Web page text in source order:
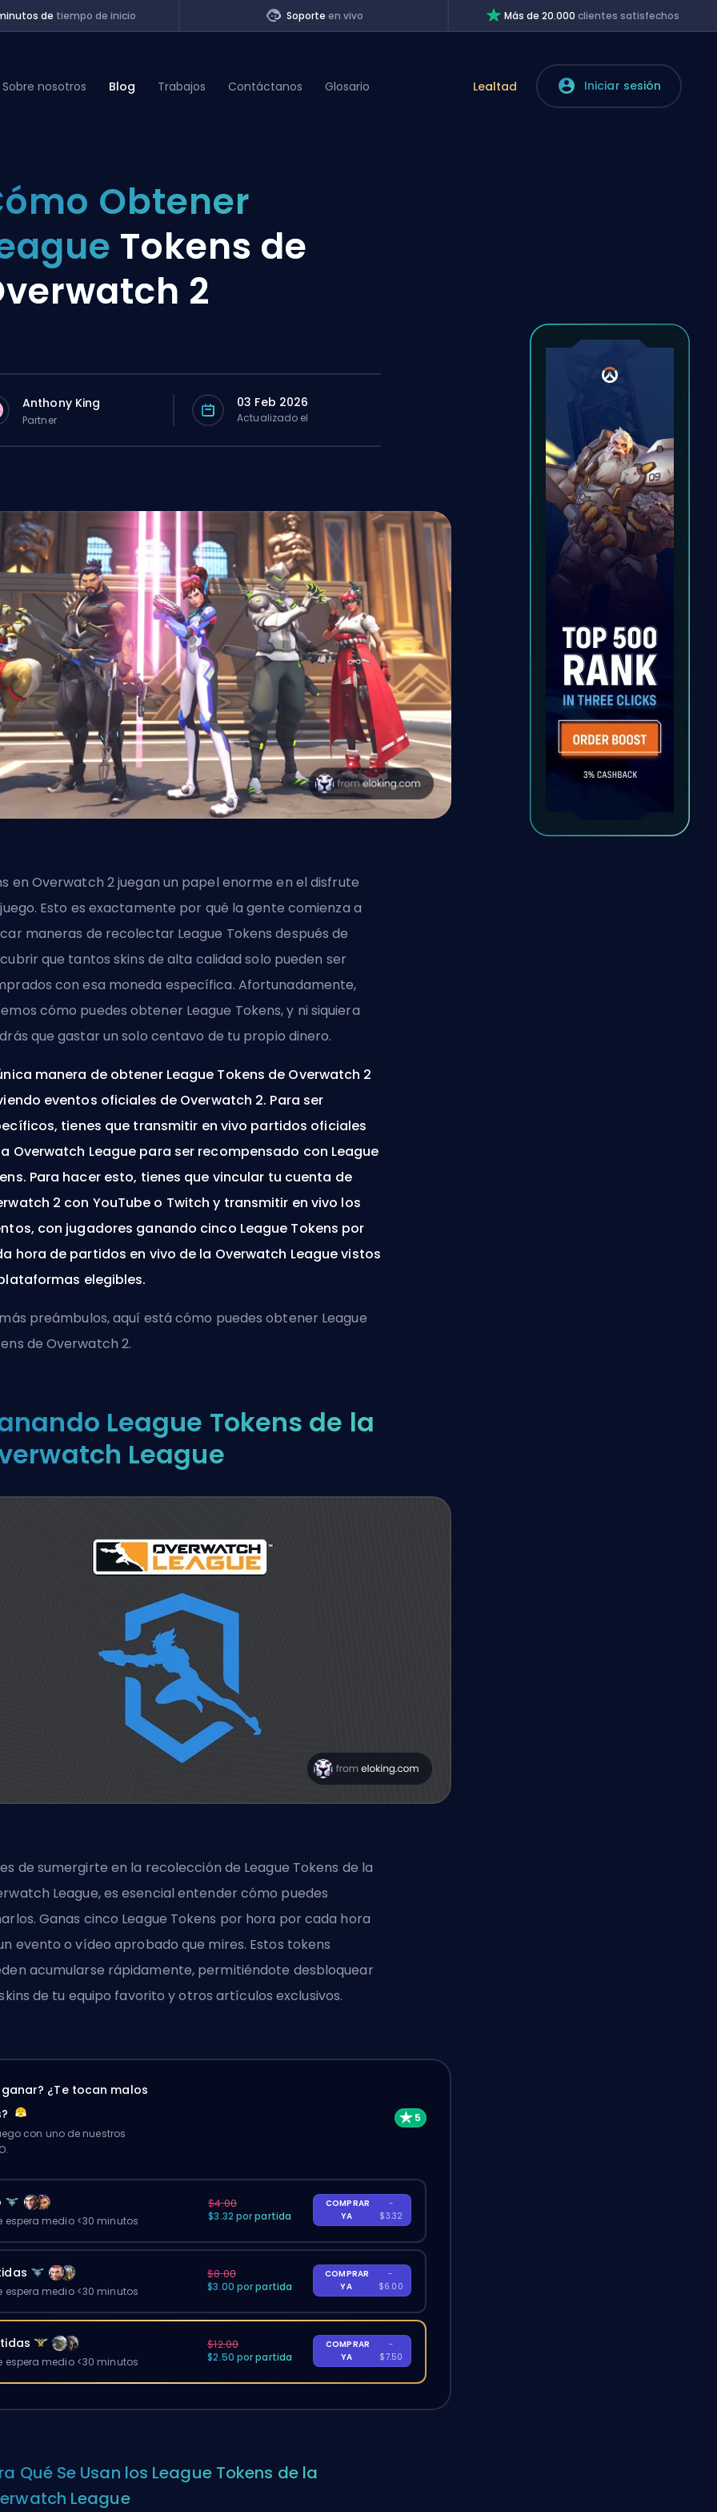
de tiempo de inicio Soporteen vivo Más de 20.000clientes satisfechos
Sobre nosotros Blog Trabajos Contáctanos Glosario Lealtad Iniciar sesión
Obtener
Tokens de
2
Anthony King
Partner
03 Feb 2026
Actualizado el
en Overwatch 2 juegan un papel enorme en el disfrute
Esto es exactamente por qué la gente comienza a
maneras de recolectar League Tokens después de
que tantos skins de alta calidad solo pueden ser
con esa moneda específica. Afortunadamente,
cómo puedes obtener League Tokens, y ni siquiera
que gastar un solo centavo de tu propio dinero.
manera de obtener League Tokens de Overwatch 2
eventos oficiales de Overwatch 2. Para ser
tienes que transmitir en vivo partidos oficiales
Overwatch League para ser recompensado con League
Para hacer esto, tienes que vincular tu cuenta de
2 con YouTube o Twitch y transmitir en vivo los
con jugadores ganando cinco League Tokens por
hora de partidos en vivo de la Overwatch League vistos
elegibles.
preámbulos, aquí está cómo puedes obtener League
de Overwatch 2.
League Tokens de la
League
de sumergirte en la recolección de League Tokens de la
League, es esencial entender cómo puedes
Ganas cinco League Tokens por hora por cada hora
evento o vídeo aprobado que mires. Estos tokens
acumularse rápidamente, permitiéndote desbloquear
de tu equipo favorito y otros artículos exclusivos.
¿Te tocan malos
con uno de nuestros
espera medio <30 minutos
$4.00
$3.32 por partida
COMPRAR
YA
-
$3.32
espera medio <30 minutos
$8.00
$3.00 por partida
COMPRAR
YA
-
$6.00
espera medio <30 minutos
$12.00
$2.50 por partida
COMPRAR
YA
-
$7.50
Qué Se Usan los League Tokens de la
League